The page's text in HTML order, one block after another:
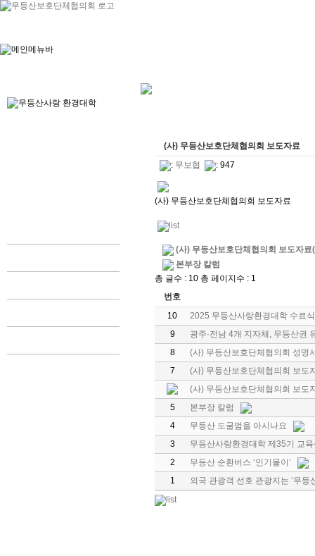
(사) 무등산보호단체협의회 보도자료
: 무보협 : 947
(사) 무등산보호단체협의회 보도자료
(사) 무등산보호단체협의회 보도자
본부장 칼럼
총 글수 : 10 총 페이지수 : 1
번호
10
2025 무등산사랑환경대학 수료
9
광주·전남 4개 지자체, 무등산권
8
(사) 무등산보호단체협의회 성명
7
(사) 무등산보호단체협의회 보도
(사) 무등산보호단체협의회 보도
5
본부장 칼럼
4
무등산 도굴범을 아시나요
3
무등산사랑환경대학 제35기 교
2
무등산 순환버스 ‘인기몰이’
1
외국 관광객 선호 관광지는 ‘무등